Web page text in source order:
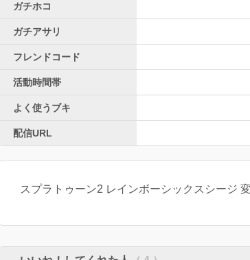
ガチホコ
ガチアサリ
フレンドコード
活動時間帯
よく使うブキ
配信URL
スプラトゥーン2 レインボーシックスシージ